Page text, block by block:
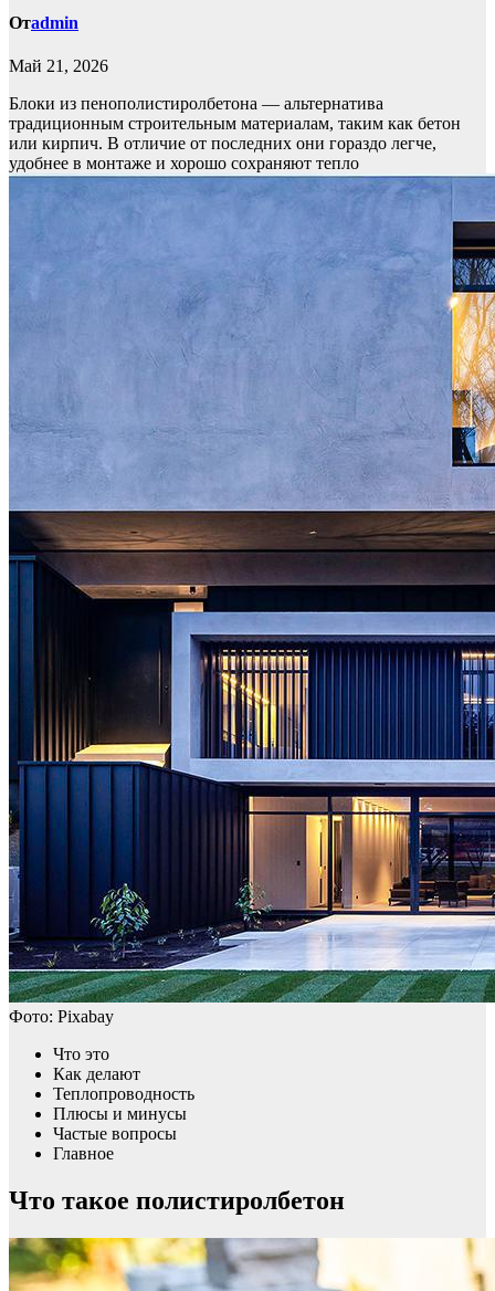
Отadmin
Май 21, 2026
Блоки из пенополистиролбетона — альтернатива
традиционным строительным материалам, таким как бетон
или кирпич. В отличие от последних они гораздо легче,
удобнее в монтаже и хорошо сохраняют тепло
Фото: Pixabay
Что это
Как делают
Теплопроводность
Плюсы и минусы
Частые вопросы
Главное
Что такое полистиролбетон